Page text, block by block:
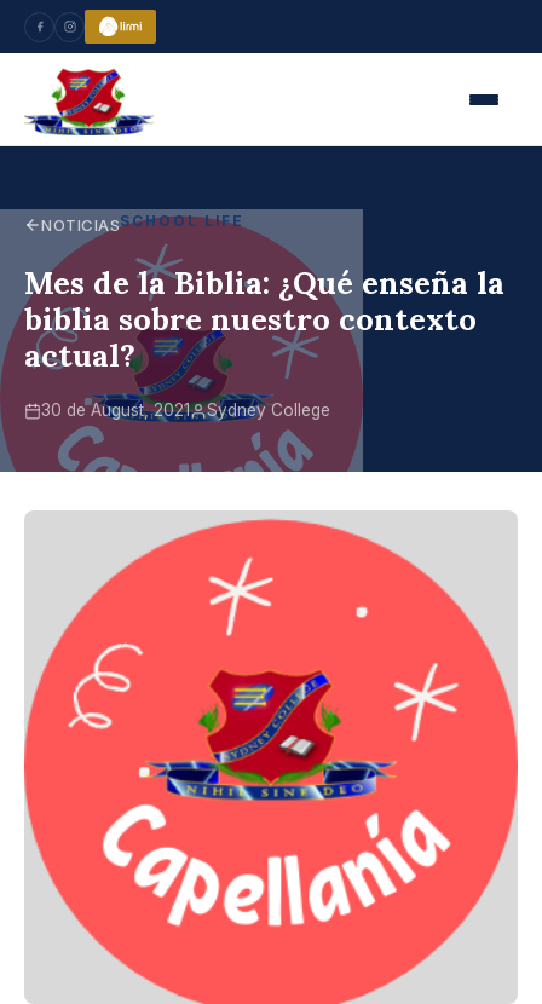
NOTICIASSCHOOL LIFE
Mes de la Biblia: ¿Qué enseña la
biblia sobre nuestro contexto
actual?
30 de August, 2021 Sydney College